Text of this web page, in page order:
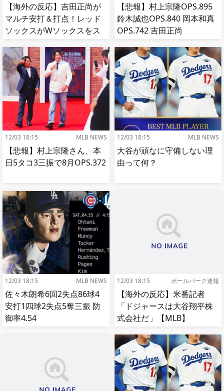
【海外の反応】吉田正尚が
マルチ安打＆打点！レッド
ソックスがWソックスをス
【悲報】村上宗隆OPS.895
鈴木誠也OPS.840 岡本和真
OPS.742 吉田正尚
12/03 18:15 MLB NEWS
【悲報】村上宗隆さん、本
日5タコ3三振で8月OPS.372
12/03 18:15 MLB NEWS
大谷が頑なに守備しない理
由って何？
12/03 18:15 MLB NEWS
佐々木朗希6回2失点86球4
安打1四球2失点5奪三振 防
御率4.54
12/03 18:15 ボールパーク速報
【海外の反応】米番記者
「ドジャースは大谷翔平株
式会社だ」【MLB】